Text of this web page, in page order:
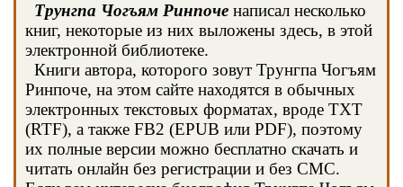
Трунгпа Чогъям Ринпоче написал несколько
книг, некоторые из них выложены здесь, в этой
электронной библиотеке.
Книги автора, которого зовут Трунгпа Чогъям
Ринпоче, на этом сайте находятся в обычных
электронных текстовых форматах, вроде TXT
(RTF), а также FB2 (EPUB или PDF), поэтому
их полные версии можно бесплатно скачать и
читать онлайн без регистрации и без СМС.